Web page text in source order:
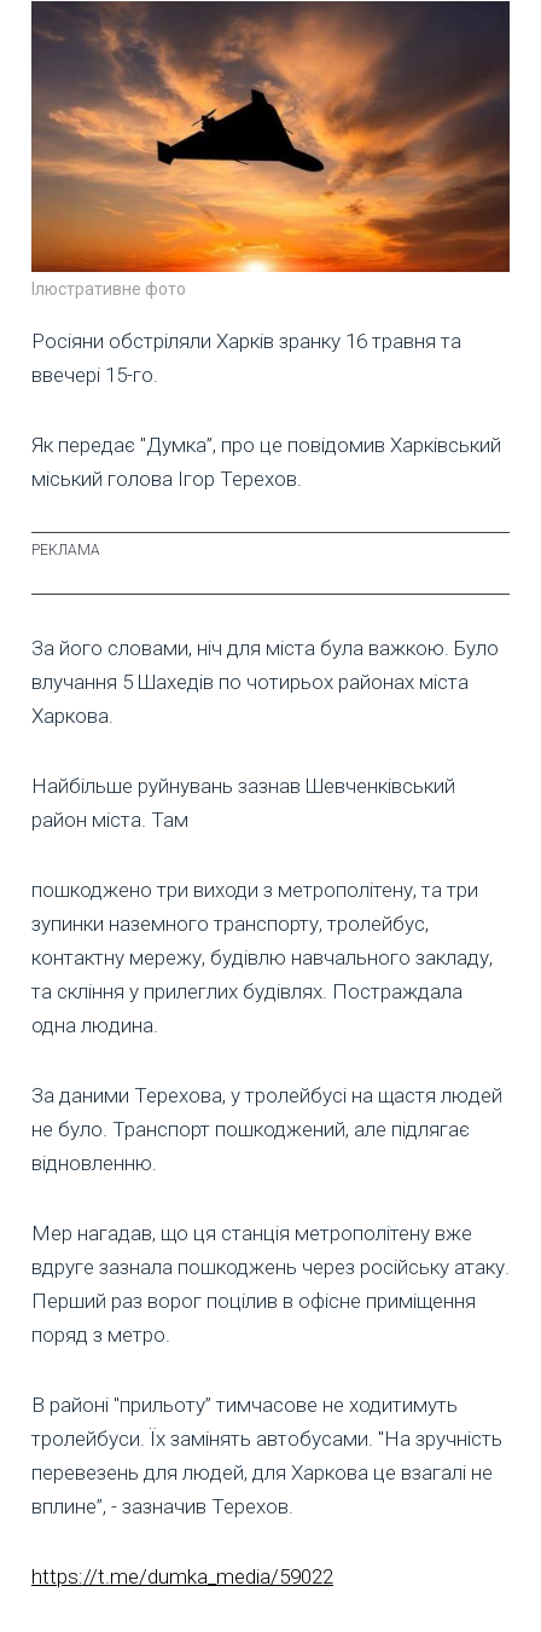
Ілюстративне фото
Росіяни обстріляли Харків зранку 16 травня та
ввечері 15-го.
Як передає "Думка”, про це повідомив Харківський
міський голова Ігор Терехов.
За його словами, ніч для міста була важкою. Було
влучання 5 Шахедів по чотирьох районах міста
Харкова.
Найбільше руйнувань зазнав Шевченківський
район міста. Там
пошкоджено три виходи з метрополітену, та три
зупинки наземного транспорту, тролейбус,
контактну мережу, будівлю навчального закладу,
та скління у прилеглих будівлях. Постраждала
одна людина.
За даними Терехова, у тролейбусі на щастя людей
не було. Транспорт пошкоджений, але підлягає
відновленню.
Мер нагадав, що ця станція метрополітену вже
вдруге зазнала пошкоджень через російську атаку.
Перший раз ворог поцілив в офісне приміщення
поряд з метро.
В районі "прильоту” тимчасове не ходитимуть
тролейбуси. Їх замінять автобусами. "На зручність
перевезень для людей, для Харкова це взагалі не
вплине”, - зазначив Терехов.
https://t.me/dumka_media/59022